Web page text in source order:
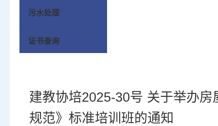
污水处理
证书查询
建教协培2025-30号 关于举办
规范》标准培训班的通知